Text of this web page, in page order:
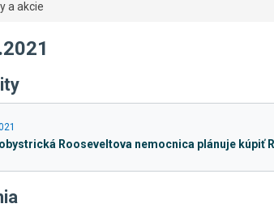
a akcie
Rooseveltova nemocnica plánuje kúpiť